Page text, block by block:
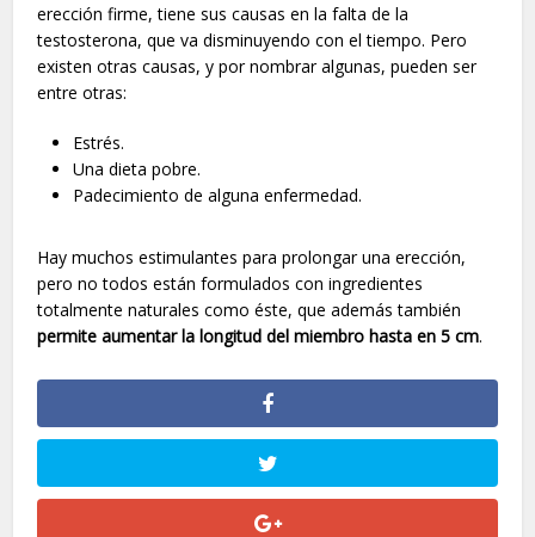
erección firme, tiene sus causas en la falta de la
testosterona, que va disminuyendo con el tiempo. Pero
existen otras causas, y por nombrar algunas, pueden ser
entre otras:
Estrés.
Una dieta pobre.
Padecimiento de alguna enfermedad.
Hay muchos estimulantes para prolongar una erección,
pero no todos están formulados con ingredientes
totalmente naturales como éste, que además también
permite aumentar la longitud del miembro hasta en 5 cm.